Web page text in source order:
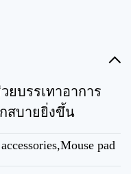
ยบรรเทาอาการ
สบายยิ่งขึ้น
,Mouse pad